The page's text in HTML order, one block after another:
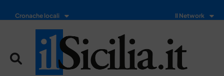
Cronache locali Il Network